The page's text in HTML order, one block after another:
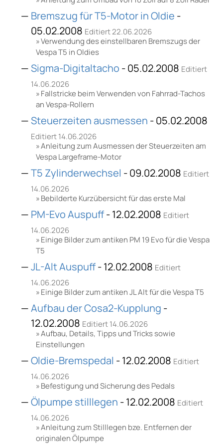
Bremszug für T5-Motor in Oldie -
05.02.2008 Editiert 22.06.2026
Verwendung des einstellbaren Bremszugs der
Vespa T5 in Oldies
Sigma-Digitaltacho - 05.02.2008 Editiert
14.06.2026
Fallstricke beim Verwenden von Fahrrad-Tachos
an Vespa-Rollern
Steuerzeiten ausmessen - 05.02.2008
Editiert 14.06.2026
Anleitung zum Ausmessen der Steuerzeiten am
Vespa Largeframe-Motor
T5 Zylinderwechsel - 09.02.2008 Editiert
14.06.2026
Bebilderte Kurzübersicht für das erste Mal
PM-Evo Auspuff- 12.02.2008 Editiert
14.06.2026
Einige Bilder zum antiken PM 19 Evo für die Vespa
T5
JL-Alt Auspuff- 12.02.2008 Editiert
14.06.2026
Einige Bilder zum antiken JL Alt für die Vespa T5
Aufbau der Cosa2-Kupplung -
12.02.2008 Editiert 14.06.2026
Aufbau, Details, Tipps und Tricks sowie
Einstellungen
Oldie-Bremspedal - 12.02.2008 Editiert
14.06.2026
Befestigung und Sicherung des Pedals
Ölpumpe stilllegen - 12.02.2008 Editiert
14.06.2026
Anleitung zum Stilllegen bze. Entfernen der
originalen Ölpumpe